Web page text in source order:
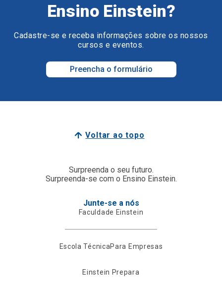
Ensino Einstein?
Cadastre-se e receba informações sobre os nossos
cursos e eventos.
Preencha o formulário
Voltar ao topo
Surpreenda o seu futuro.
Surpreenda-se com o Ensino Einstein.
Junte-se a nós
Faculdade Einstein
Escola TécnicaPara Empresas
Einstein Prepara